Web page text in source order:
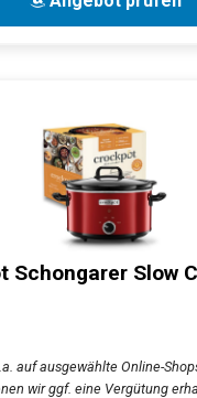
Schongarer Slow
auf ausgewählte Online-
wir ggf. eine Vergütung